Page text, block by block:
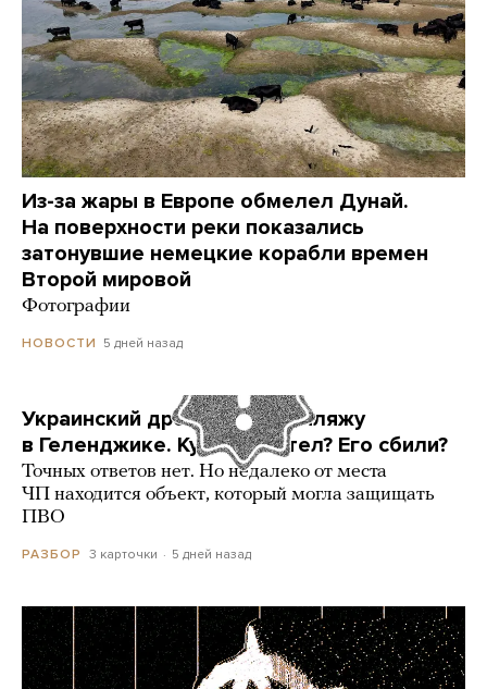
Из-за жары в Европе обмелел Дунай.
На поверхности реки показались
затонувшие немецкие корабли времен
Второй мировой
Фотографии
НОВОСТИ 5 дней назад
Украинский дрон попал по пляжу
в Геленджике. Куда он летел? Его сбили?
Точных ответов нет. Но недалеко от места
ЧП находится объект, который могла защищать
ПВО
РАЗБОР 3 карточки 5 дней назад